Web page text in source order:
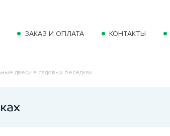
ЗАКАЗ И ОПЛАТА КОНТАКТЫ
двери в садовых беседках